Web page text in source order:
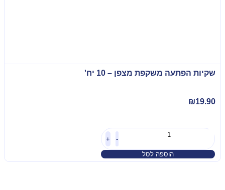
שקיות הפתעה משקפת מצפן – 10 יח'
₪19.90
-
+
הוספה לסל